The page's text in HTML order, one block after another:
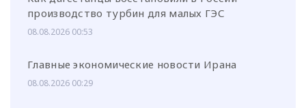
производство турбин для малых ГЭС
08.08.2026 00:53
Главные экономические новости Ирана
08.08.2026 00:29